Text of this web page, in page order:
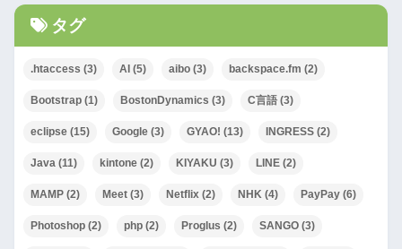
タグ
.htaccess (3) AI (5) aibo (3) backspace.fm (2)
Bootstrap (1) BostonDynamics (3) C言語 (3)
eclipse (15) Google (3) GYAO! (13) INGRESS (2)
Java (11) kintone (2) KIYAKU (3) LINE (2)
MAMP (2) Meet (3) Netflix (2) NHK (4) PayPay (6)
Photoshop (2) php (2) Proglus (2) SANGO (3)